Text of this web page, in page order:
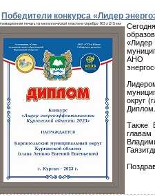
Победители конкурса «Лидер
АНО
округ
Диплом.
Также